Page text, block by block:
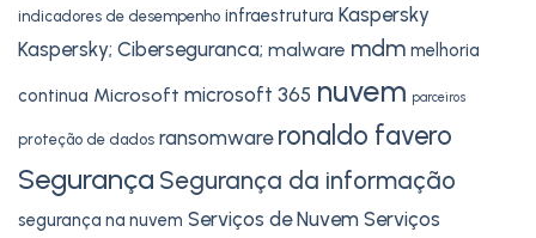
indicadores de desempenho infraestrutura Kaspersky
Kaspersky; Ciberseguranca; malware mdm melhoria
continua Microsoft microsoft 365 nuvem parceiros
proteção de dados ransomware ronaldo favero
Segurança Segurança da informação
segurança na nuvem Serviços de Nuvem Serviços